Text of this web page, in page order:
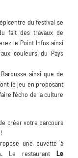
du festival se
fait des travaux de
le Point Infos ainsi
couleurs du Pays
ainsi que de
le jeu en proposant
l’écho de la culture
créer votre parcours
une buvette à
Le restaurant Le